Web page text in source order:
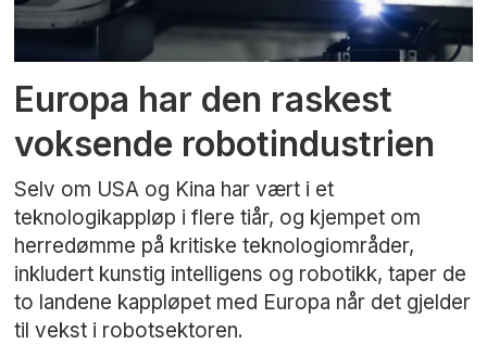
Europa har den raskest
voksende robotindustrien
Selv om USA og Kina har vært i et
teknologikappløp i flere tiår, og kjempet om
herredømme på kritiske teknologiområder,
inkludert kunstig intelligens og robotikk, taper de
to landene kappløpet med Europa når det gjelder
til vekst i robotsektoren.